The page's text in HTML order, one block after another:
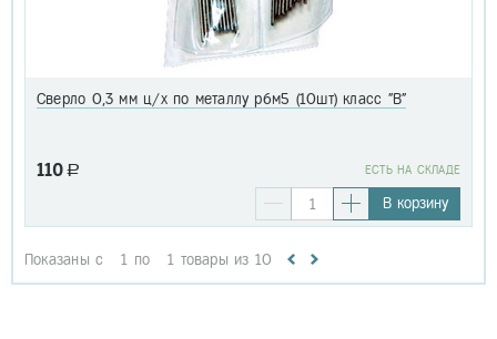
Сверло 0,3 мм ц/х по металлу р6м5 (10шт) класс "В"
110 a EСТЬ НА СКЛАДЕ
В корзину
Показаны с 1 по 1 товары из 10